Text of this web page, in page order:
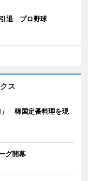
引退 プロ野球
ス
」 韓国定番料理を現
グ開幕